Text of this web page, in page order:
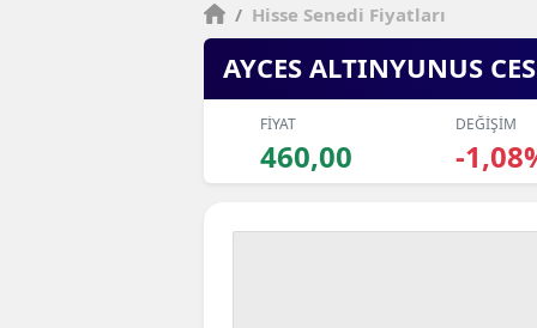
/ Hisse Senedi Fiyatları
AYCES ALTINYUNUS
FİYAT
460,00
DEĞİŞİM
-